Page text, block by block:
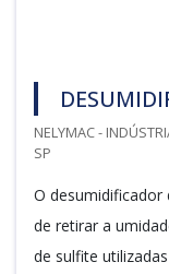
NELYMAC -
SP
O desumidificador
de retirar a
de sulfite